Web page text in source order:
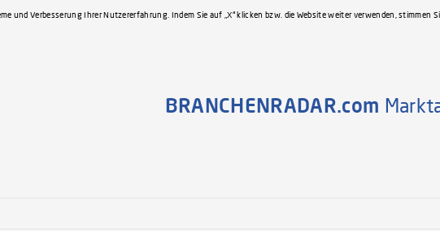
und Verbesserung Ihrer Nutzererfahrung. Indem Sie auf „X“ klicken bzw. die Website weiter verwenden, stimmen
BRANCHENRADAR.com